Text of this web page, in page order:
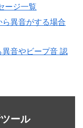
ージ一覧
ら異音がする場合
異音やビープ音 認
ール